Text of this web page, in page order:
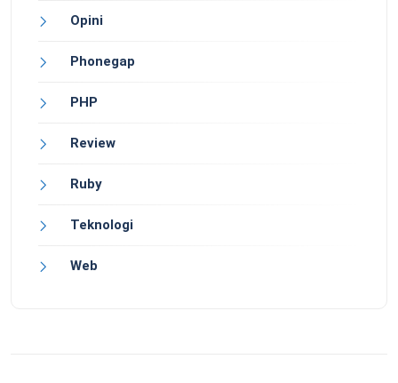
Opini
Phonegap
PHP
Review
Ruby
Teknologi
Web